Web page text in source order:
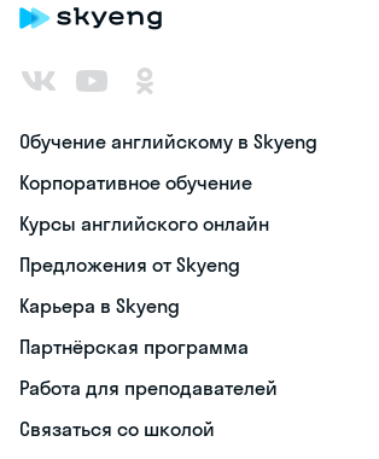
Обучение английскому в Skyeng
Корпоративное обучение
Курсы английского онлайн
Предложения от Skyeng
Карьера в Skyeng
Партнёрская программа
Работа для преподавателей
Связаться со школой